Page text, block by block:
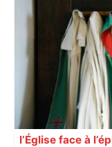
l’Église face à